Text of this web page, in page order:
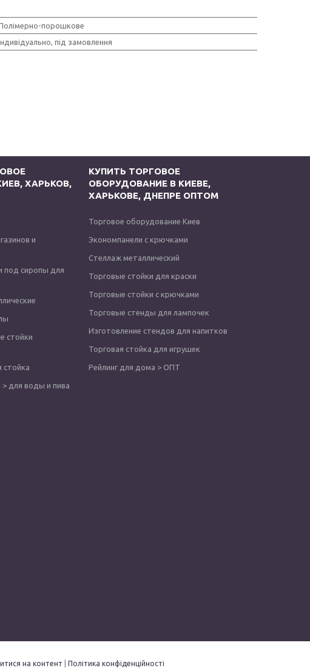
порошкове
під замовлення
ХАРЬКОВ,
и
под сиропы для
стойки
стойка
для воды и пива
КУПИТЬ ТОРГОВОЕ
ОБОРУДОВАНИЕ В КИЕВЕ,
ХАРЬКОВЕ, ДНЕПРЕ ОПТОМ
Торговое оборудование Киев
Экономпанели с крючками
Стеллаж металлический
Торговые стойки для краски
Торговые стойки с крючками
Торговые стенды для лампочек
Изготовление стендов для напитков
Торговая стойка для игрушек
Рейлинг для дома > ОПТ
на контент Політика конфіденційності